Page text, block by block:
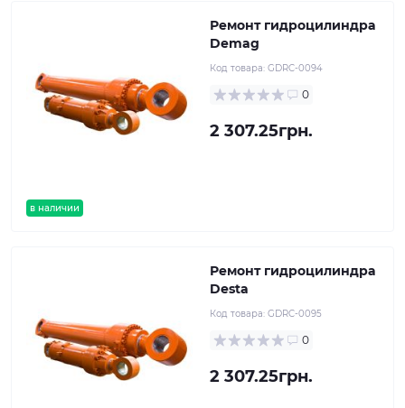
в наличии
Ремонт гидроцилиндра
Demag
Код товара: GDRC-0094
0
2 307.25грн.
Ремонт гидроцилиндра
Desta
Код товара: GDRC-0095
0
2 307.25грн.